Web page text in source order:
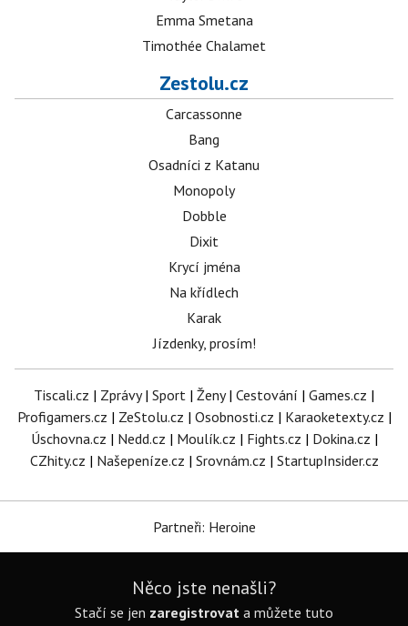
Emma Smetana
Timothée Chalamet
Zestolu.cz
Carcassonne
Bang
Osadníci z Katanu
Monopoly
Dobble
Dixit
Krycí jména
Na křídlech
Karak
Jízdenky, prosím!
Tiscali.cz | Zprávy| Sport | Ženy| Cestování | Games.cz |
Profigamers.cz | ZeStolu.cz | Osobnosti.cz | Karaoketexty.cz |
Úschovna.cz | Nedd.cz | Moulík.cz | Fights.cz | Dokina.cz |
CZhity.cz | Našepeníze.cz | Srovnám.cz | StartupInsider.cz
Partneři: Heroine
Něco jste nenašli?
Stačí se jen zaregistrovat a můžete tuto